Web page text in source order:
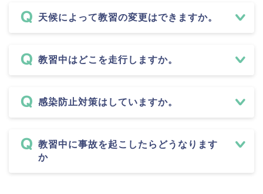
天候によって教習の変更はできますか。
教習中はどこを走行しますか。
感染防止対策はしていますか。
教習中に事故を起こしたらどうなります
か